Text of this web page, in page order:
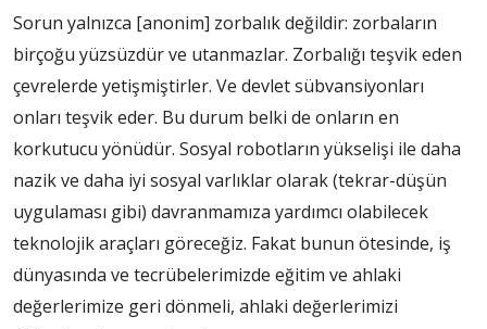
Sorun yalnızca [anonim] zorbalık değildir: zorbaların
birçoğu yüzsüzdür ve utanmazlar. Zorbalığı teşvik eden
çevrelerde yetişmiştirler. Ve devlet sübvansiyonları
onları teşvik eder. Bu durum belki de onların en
korkutucu yönüdür. Sosyal robotların yükselişi ile daha
nazik ve daha iyi sosyal varlıklar olarak (tekrar-düşün
uygulaması gibi) davranmamıza yardımcı olabilecek
teknolojik araçları göreceğiz. Fakat bunun ötesinde, iş
dünyasında ve tecrübelerimizde eğitim ve ahlaki
değerlerimize geri dönmeli, ahlaki değerlerimizi